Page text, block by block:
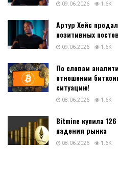
09.06.2026 1.6K
Артур Хейс
позитивных постов
09.06.2026 1.6K
По словам
отношении
ситуацию!
08.06.2026 1.6K
Bitmine купила
падения рынка
08.06.2026 1.6K